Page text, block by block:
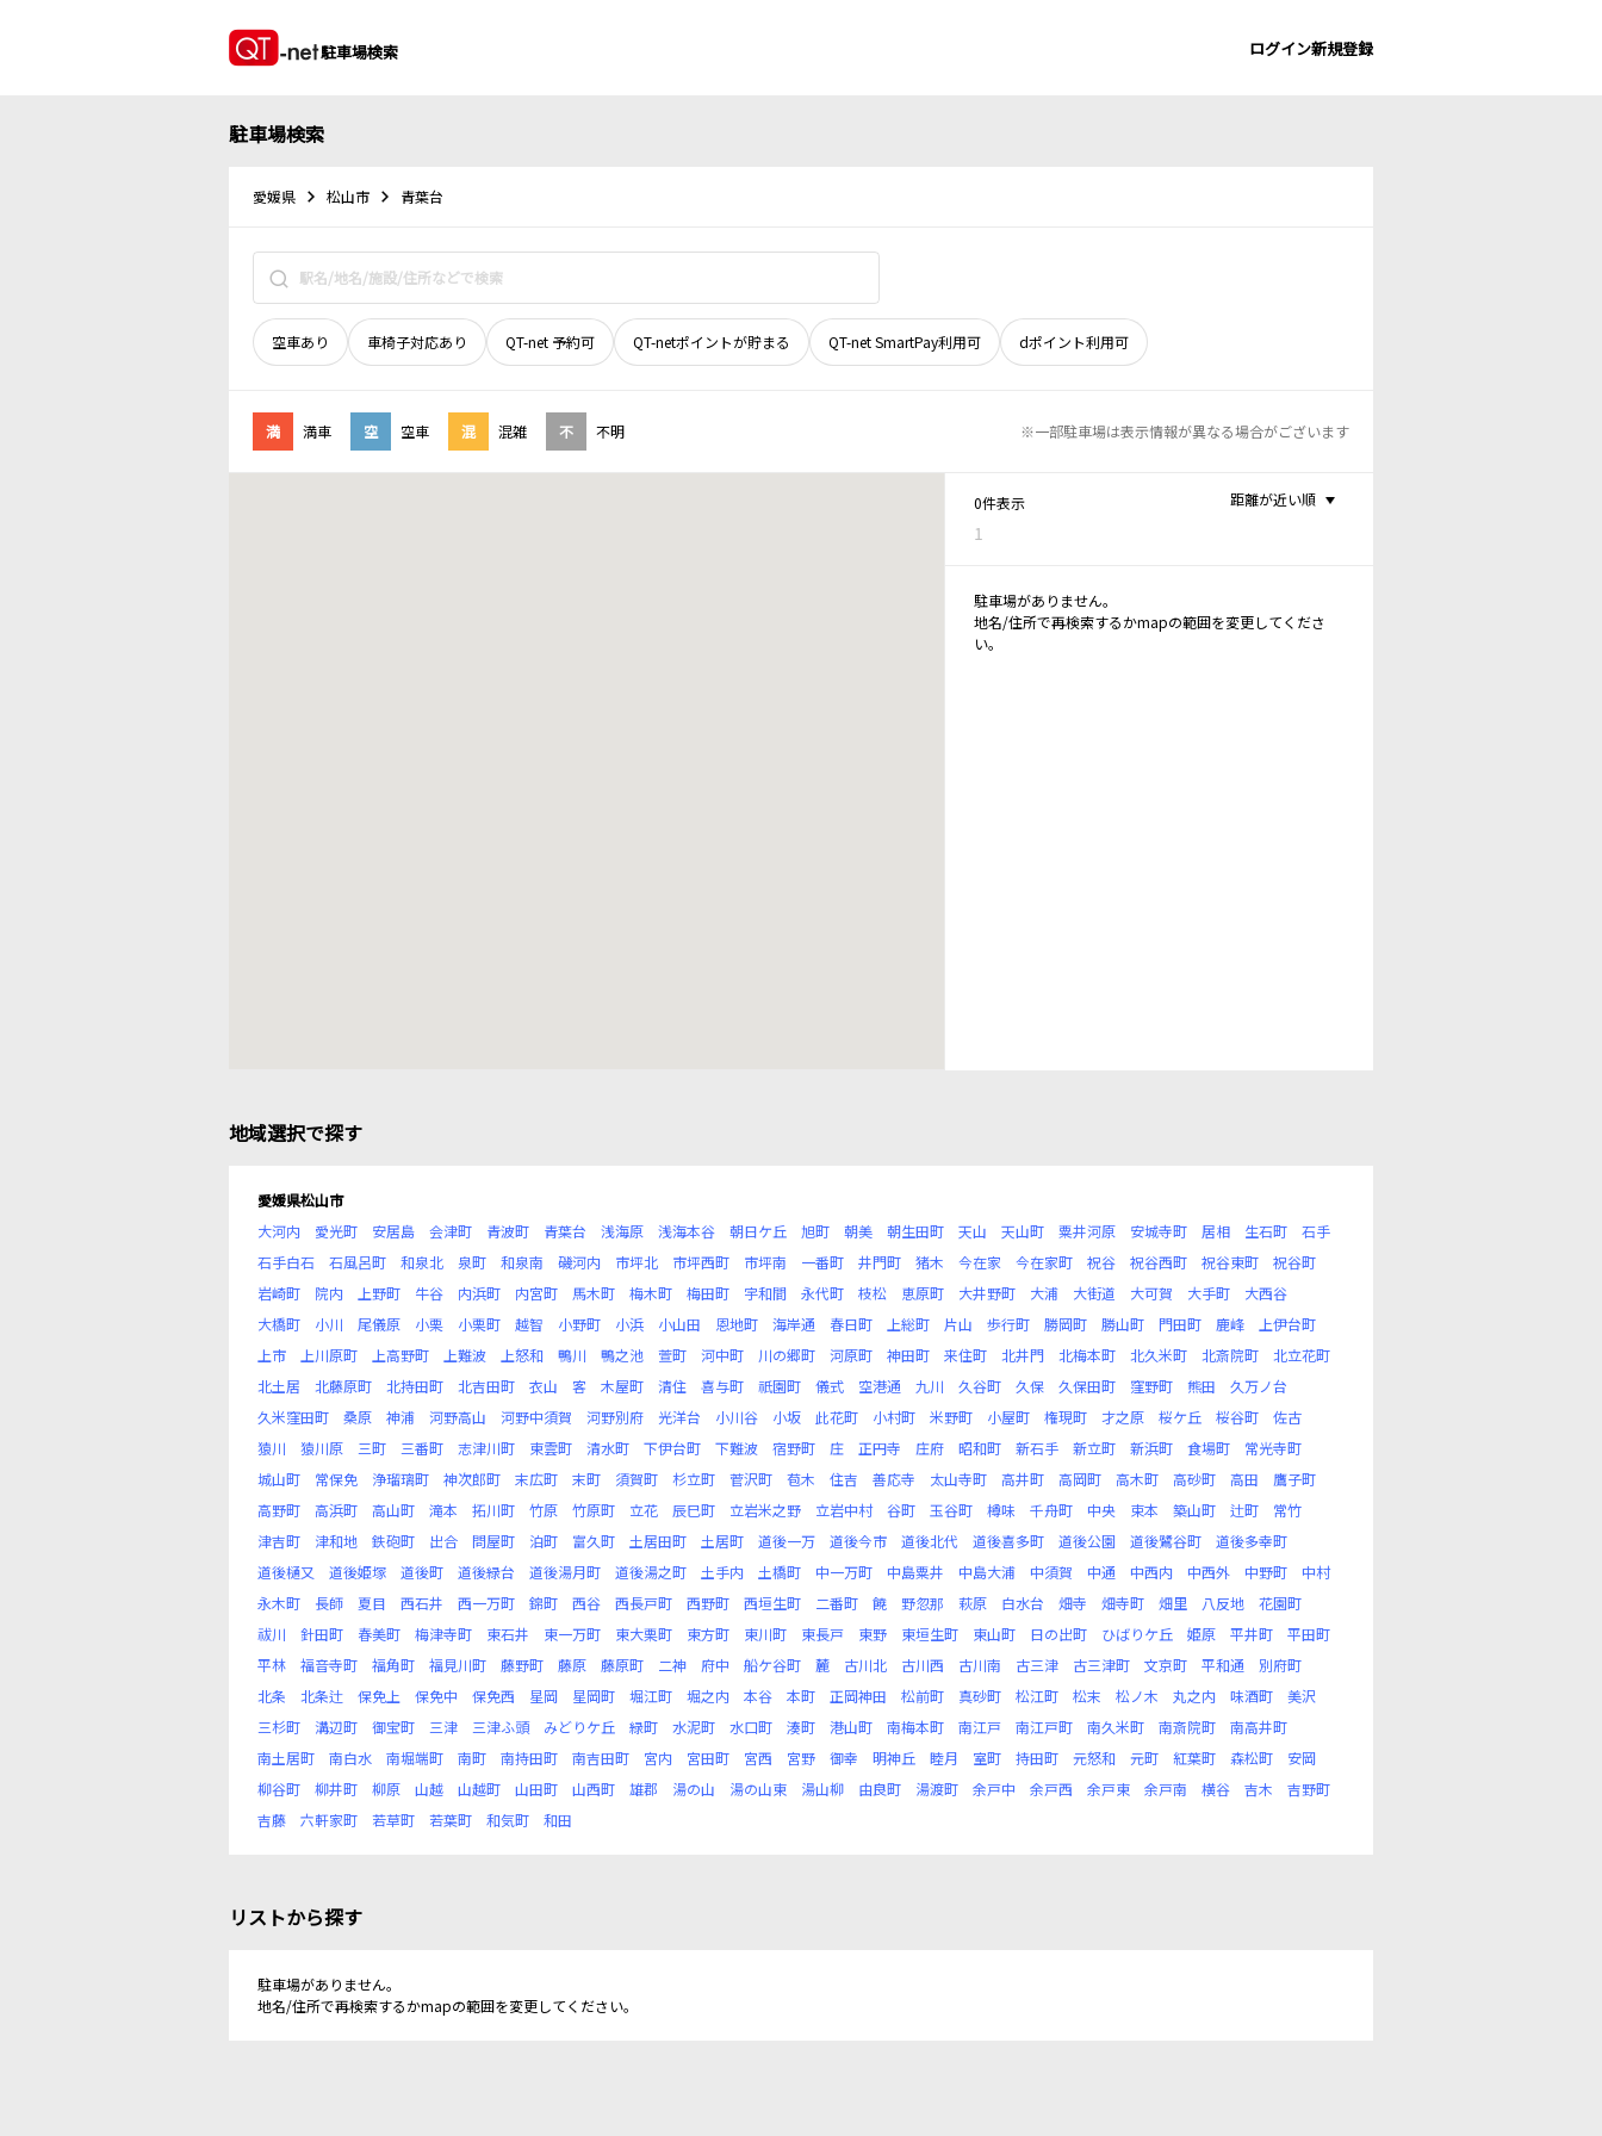
駐車場検索 ログイン新規登録
駐車場検索
愛媛県 松山市 青葉台
空車あり 車椅子対応あり QT-net 予約可 QT-netポイントが貯まる QT-net SmartPay利用可 dポイント利用可
満 満車 空 空車 混 混雑 不 不明 ※一部駐車場は表示情報が異なる場合がございます
0件表示
1
距離が近い順
駐車場がありません。
地名/住所で再検索するかmapの範囲を変更してくださ
い。
地域選択で探す
愛媛県松山市
大河内
愛光町 安居島 会津町 青波町 青葉台 浅海原 浅海本谷 朝日ケ丘 旭町 朝美 朝生田町 天山 天山町 粟井河原 安城寺町 居相 生石町
石手
石手白石
石風呂町 和泉北 泉町 和泉南 磯河内 市坪北 市坪西町 市坪南 一番町 井門町 猪木 今在家 今在家町 祝谷 祝谷西町 祝谷東町
祝谷町
岩崎町
院内 上野町 牛谷 内浜町 内宮町 馬木町 梅木町 梅田町 宇和間 永代町 枝松 恵原町 大井野町 大浦 大街道 大可賀 大手町
大西谷
大橋町
小川 尾儀原 小栗 小栗町 越智 小野町 小浜 小山田 恩地町 海岸通 春日町 上総町 片山 歩行町 勝岡町 勝山町 門田町 鹿峰
上伊台町
上市
上川原町 上高野町 上難波 上怒和 鴨川 鴨之池 萱町 河中町 川の郷町 河原町 神田町 来住町 北井門 北梅本町 北久米町 北斎院町
北立花町
北土居
北藤原町 北持田町 北吉田町 衣山 客 木屋町 清住 喜与町 祇園町 儀式 空港通 九川 久谷町 久保 久保田町 窪野町 熊田
久万ノ台
久米窪田町
桑原 神浦 河野高山 河野中須賀 河野別府 光洋台 小川谷 小坂 此花町 小村町 米野町 小屋町 権現町 才之原 桜ケ丘 桜谷町
佐古
猿川
猿川原 三町 三番町 志津川町 東雲町 清水町 下伊台町 下難波 宿野町 庄 正円寺 庄府 昭和町 新石手 新立町 新浜町 食場町
常光寺町
城山町
常保免 浄瑠璃町 神次郎町 末広町 末町 須賀町 杉立町 菅沢町 苞木 住吉 善応寺 太山寺町 高井町 高岡町 高木町 高砂町 高田
鷹子町
高野町
高浜町 高山町 滝本 拓川町 竹原 竹原町 立花 辰巳町 立岩米之野 立岩中村 谷町 玉谷町 樽味 千舟町 中央 束本 築山町 辻町
常竹
津吉町
津和地 鉄砲町 出合 問屋町 泊町 富久町 土居田町 土居町 道後一万 道後今市 道後北代 道後喜多町 道後公園 道後鷺谷町
道後多幸町
道後樋又
道後姫塚 道後町 道後緑台 道後湯月町 道後湯之町 土手内 土橋町 中一万町 中島粟井 中島大浦 中須賀 中通 中西内 中西外 中野町
中村
永木町
長師 夏目 西石井 西一万町 錦町 西谷 西長戸町 西野町 西垣生町 二番町 饒 野忽那 萩原 白水台 畑寺 畑寺町 畑里 八反地
花園町
祓川
針田町 春美町 梅津寺町 東石井 東一万町 東大栗町 東方町 東川町 東長戸 東野 東垣生町 東山町 日の出町 ひばりケ丘 姫原 平井町
平田町
平林
福音寺町 福角町 福見川町 藤野町 藤原 藤原町 二神 府中 船ケ谷町 麓 古川北 古川西 古川南 古三津 古三津町 文京町 平和通
別府町
北条
北条辻 保免上 保免中 保免西 星岡 星岡町 堀江町 堀之内 本谷 本町 正岡神田 松前町 真砂町 松江町 松末 松ノ木 丸之内 味酒町
美沢
三杉町
溝辺町 御宝町 三津 三津ふ頭 みどりケ丘 緑町 水泥町 水口町 湊町 港山町 南梅本町 南江戸 南江戸町 南久米町 南斎院町
南高井町
南土居町
南白水 南堀端町 南町 南持田町 南吉田町 宮内 宮田町 宮西 宮野 御幸 明神丘 睦月 室町 持田町 元怒和 元町 紅葉町 森松町
安岡
柳谷町
柳井町 柳原 山越 山越町 山田町 山西町 雄郡 湯の山 湯の山東 湯山柳 由良町 湯渡町 余戸中 余戸西 余戸東 余戸南 横谷 吉木
吉野町
吉藤
六軒家町 若草町 若葉町 和気町 和田
リストから探す
駐車場がありません。
地名/住所で再検索するかmapの範囲を変更してください。